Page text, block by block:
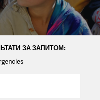
ЗА ЗАПИТОМ: